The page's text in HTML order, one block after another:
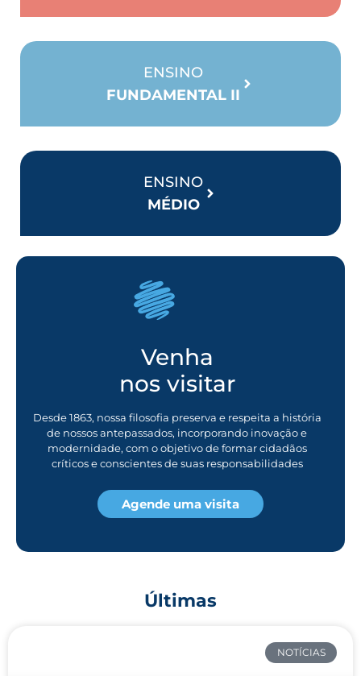
ENSINO
FUNDAMENTAL II
ENSINO
MÉDIO
Venha
nos visitar
Desde 1863, nossa filosofia preserva e respeita a história
de nossos antepassados, incorporando inovação e
modernidade, com o objetivo de formar cidadãos
críticos e conscientes de suas responsabilidades
Agende uma visita
Últimas
NOTÍCIAS